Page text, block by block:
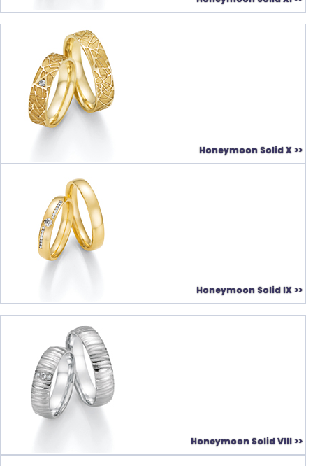
Honeymoon Solid X >>
Honeymoon Solid IX >>
Honeymoon Solid VIII >>